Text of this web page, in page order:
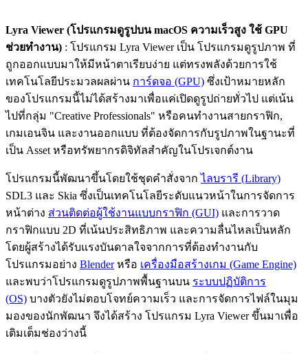
Lyra Viewer (โปรแกรมดูรูปบน macOS ความเร็วสูง ใช้ GPU
ช่วยทำงาน) : โปรแกรม Lyra Viewer เป็น โปรแกรมดูรูปภาพ ที่
ถูกออกแบบมาให้มีหน้าตาเรียบง่าย แต่ทรงพลังด้วยการใช้
เทคโนโลยีประมวลผลผ่าน การ์ดจอ (GPU) ซึ่งเป้าหมายหลัก
ของโปรแกรมนี้ไม่ได้สร้างมาเพื่อแค่เปิดดูรูปถ่ายทั่วไป แต่เน้น
ไปที่กลุ่ม "Creative Professionals" หรือคนทำงานสายกราฟิก,
เกมเอนจิน และงานออกแบบ ที่ต้องจัดการกับรูปภาพในฐานะที่
เป็น Asset หรือทรัพยากรดิจิทัลสำคัญในโปรเจกต์งาน
โปรแกรมนี้พัฒนาขึ้นโดยใช้ชุดคำสั่งจากไลบรารี (Library)
SDL3 และ Skia ซึ่งเป็นเทคโนโลยีระดับแนวหน้าในการจัดการ
หน้าต่าง ส่วนติดต่อผู้ใช้งานแบบกราฟิก (GUI) และการวาด
กราฟิกแบบ 2D ที่เน้นประสิทธิภาพ และความลื่นไหลเป็นหลัก
โดยผู้สร้างได้รับแรงบันดาลใจจากการที่ต้องทำงานกับ
โปรแกรมอย่าง Blenderหรือ เครื่องมือสร้างเกม (Game Engine)
และพบว่าโปรแกรมดูรูปภาพพื้นฐานบน ระบบปฏิบัติการ
(OS) บางตัวยังไม่ตอบโจทย์ความเร็ว และการจัดการไฟล์ในมุม
มองของนักพัฒนา จึงได้สร้าง โปรแกรม Lyra Viewer ขึ้นมาเพื่อ
เติมเต็มช่องว่างนี้